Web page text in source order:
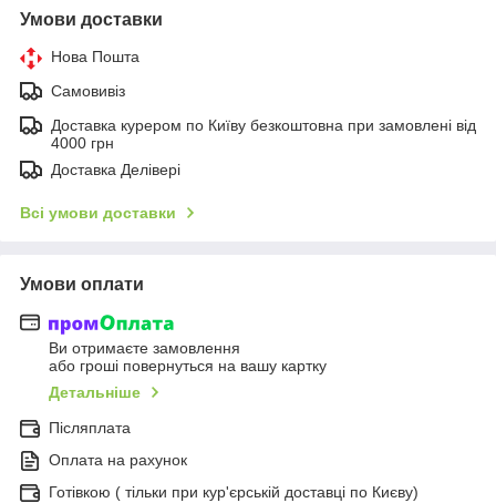
Умови доставки
Нова Пошта
Самовивіз
Доставка курером по Київу безкоштовна при замовлені від
4000 грн
Доставка Делівері
Всі умови доставки
Умови оплати
Ви отримаєте замовлення
або гроші повернуться на вашу картку
Детальніше
Післяплата
Оплата на рахунок
Готівкою ( тільки при кур'єрській доставці по Києву)